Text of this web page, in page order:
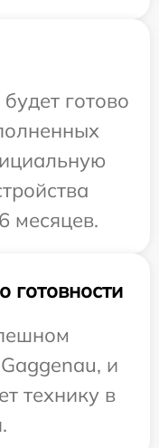
готово
месяцев.
и
технику в